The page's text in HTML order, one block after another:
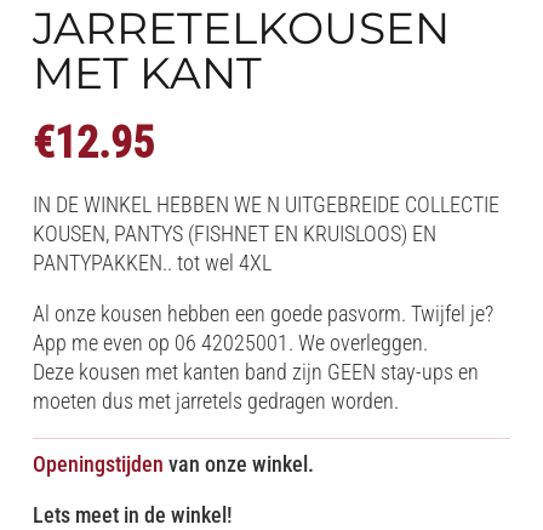
JARRETELKOUSEN
MET KANT
€12.95
IN DE WINKEL HEBBEN WE N UITGEBREIDE COLLECTIE
KOUSEN, PANTYS (FISHNET EN KRUISLOOS) EN
PANTYPAKKEN.. tot wel 4XL
Al onze kousen hebben een goede pasvorm. Twijfel je?
App me even op 06 42025001. We overleggen.
Deze kousen met kanten band zijn GEEN stay-ups en
moeten dus met jarretels gedragen worden.
Openingstijden van onze winkel.
Lets meet in de winkel!